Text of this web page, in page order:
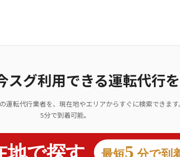
スグ利用できる運転代行
運転代行業者を、現在地やエリアからすぐに検索できま
5分で到着可能。